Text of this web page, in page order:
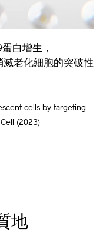
白增生，
老化細胞的突破性
cells by targeting
(2023)
地